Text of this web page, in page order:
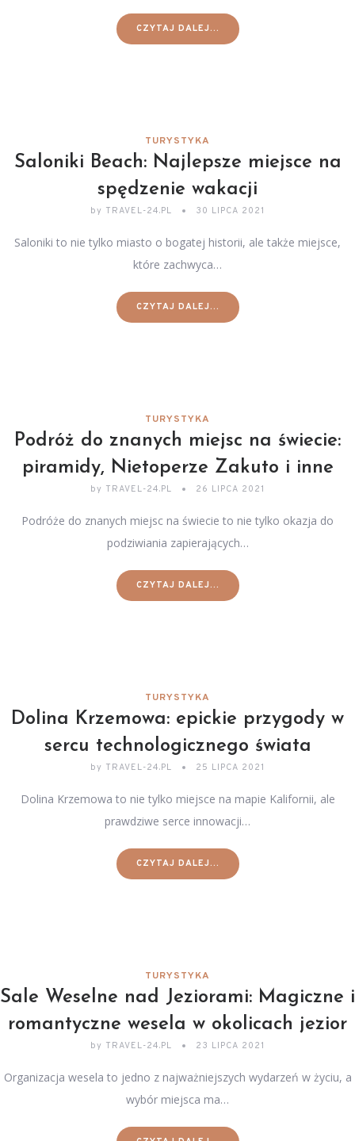
CZYTAJ DALEJ...
TURYSTYKA
Saloniki Beach: Najlepsze miejsce na
spędzenie wakacji
by TRAVEL-24.PL 30 LIPCA 2021
Saloniki to nie tylko miasto o bogatej historii, ale także miejsce,
które zachwyca…
CZYTAJ DALEJ...
TURYSTYKA
Podróż do znanych miejsc na świecie:
piramidy, Nietoperze Zakuto i inne
by TRAVEL-24.PL 26 LIPCA 2021
Podróże do znanych miejsc na świecie to nie tylko okazja do
podziwiania zapierających…
CZYTAJ DALEJ...
TURYSTYKA
Dolina Krzemowa: epickie przygody w
sercu technologicznego świata
by TRAVEL-24.PL 25 LIPCA 2021
Dolina Krzemowa to nie tylko miejsce na mapie Kalifornii, ale
prawdziwe serce innowacji…
CZYTAJ DALEJ...
TURYSTYKA
Sale Weselne nad Jeziorami: Magiczne i
romantyczne wesela w okolicach jezior
by TRAVEL-24.PL 23 LIPCA 2021
Organizacja wesela to jedno z najważniejszych wydarzeń w życiu, a
wybór miejsca ma…